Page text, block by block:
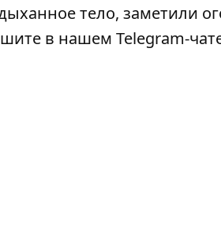
тело, заметили
в нашем Telegram-